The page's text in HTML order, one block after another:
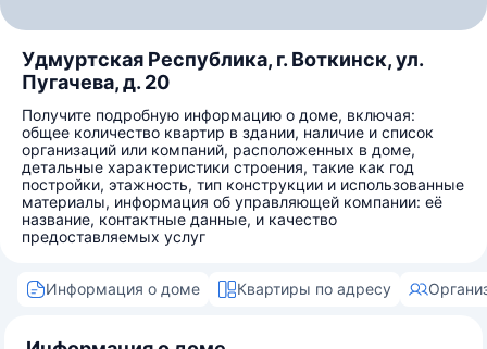
Удмуртская Республика, г. Воткинск, ул.
Пугачева, д. 20
Получите подробную информацию о доме, включая:
общее количество квартир в здании, наличие и список
организаций или компаний, расположенных в доме,
детальные характеристики строения, такие как год
постройки, этажность, тип конструкции и использованные
материалы, информация об управляющей компании: её
название, контактные данные, и качество
предоставляемых услуг
Информация о доме Квартиры по адресу